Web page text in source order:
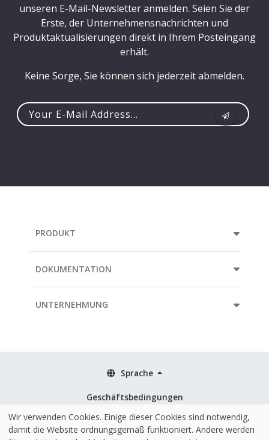
unseren E-Mail-Newsletter anmelden. Seien Sie der
Erste, der Unternehmensnachrichten und
Produktaktualisierungen direkt in Ihrem Posteingang
erhält.
Keine Sorge, Sie können sich jederzeit abmelden.
PRODUKT
DOKUMENTATION
UNTERNEHMUNG
Geschäftsbedingungen
Richtlinien
Sicherheit & ISO 27001
Sprache
Wir verwenden Cookies. Einige dieser Cookies sind notwendig,
damit die Website ordnungsgemäß funktioniert. Andere werden